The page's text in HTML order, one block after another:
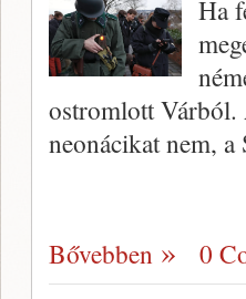
Ha
ostromlott
neonácikat nem,
Bővebben 0